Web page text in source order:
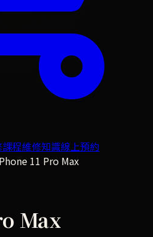
程維修知識線上預約
11 Pro Max
Max